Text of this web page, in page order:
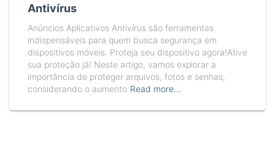
Antivírus
Anúncios Aplicativos Antivírus são ferramentas
indispensáveis para quem busca segurança em
dispositivos móveis. Proteja seu dispositivo agora!Ative
sua proteção já! Neste artigo, vamos explorar a
importância de proteger arquivos, fotos e senhas,
considerando o aumento Read more…